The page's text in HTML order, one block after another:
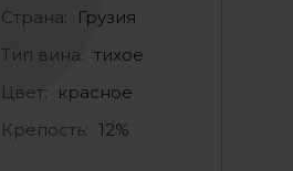
Страна:
Грузия
Тип вина: тихое
Цвет:
красное
Крепость: 12%